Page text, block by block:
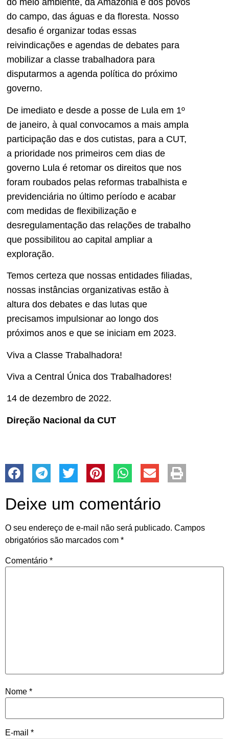
do meio ambiente, da Amazônia e dos povos
do campo, das águas e da floresta. Nosso
desafio é organizar todas essas
reivindicações e agendas de debates para
mobilizar a classe trabalhadora para
disputarmos a agenda política do próximo
governo.
De imediato e desde a posse de Lula em 1º
de janeiro, à qual convocamos a mais ampla
participação das e dos cutistas, para a CUT,
a prioridade nos primeiros cem dias de
governo Lula é retomar os direitos que nos
foram roubados pelas reformas trabalhista e
previdenciária no último período e acabar
com medidas de flexibilização e
desregulamentação das relações de trabalho
que possibilitou ao capital ampliar a
exploração.
Temos certeza que nossas entidades filiadas,
nossas instâncias organizativas estão à
altura dos debates e das lutas que
precisamos impulsionar ao longo dos
próximos anos e que se iniciam em 2023.
Viva a Classe Trabalhadora!
Viva a Central Única dos Trabalhadores!
14 de dezembro de 2022.
Direção Nacional da CUT
Deixe um comentário
O seu endereço de e-mail não será publicado. Campos
obrigatórios são marcados com *
Comentário *
Nome *
E-mail *